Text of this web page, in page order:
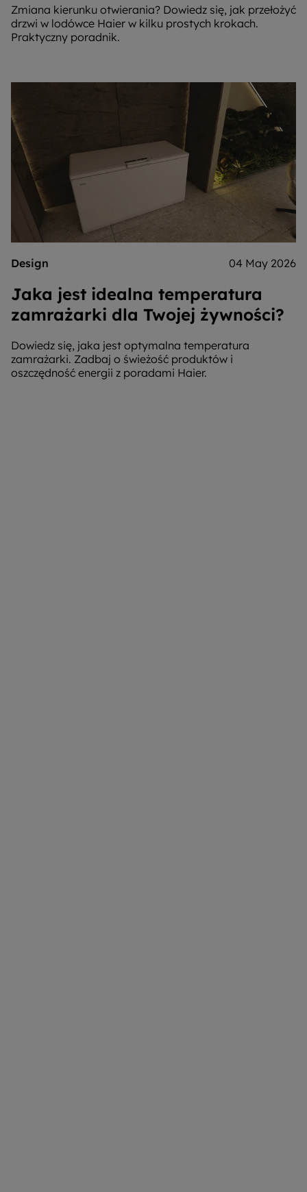
Zmiana kierunku otwierania? Dowiedz się, jak przełożyć
drzwi w lodówce Haier w kilku prostych krokach.
Praktyczny poradnik.
Design 04 May 2026
Jaka jest idealna temperatura
zamrażarki dla Twojej żywności?
Dowiedz się, jaka jest optymalna temperatura
zamrażarki. Zadbaj o świeżość produktów i
oszczędność energii z poradami Haier.